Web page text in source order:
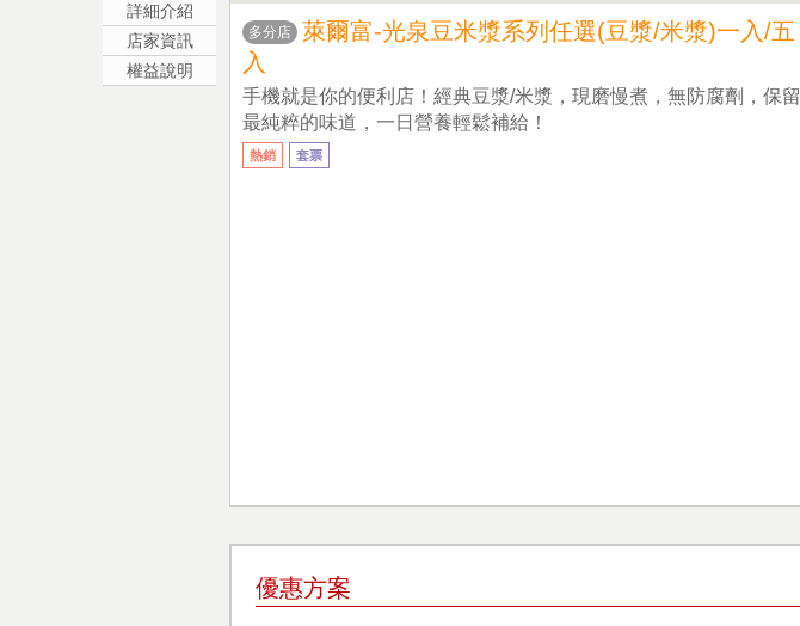
詳細介紹
店家資訊
權益說明
多分店
萊爾富-光泉豆米漿系列任選(豆漿/米漿)一入/五
入
手機就是你的便利店！經典豆漿/米漿，現磨慢煮，無防腐劑，保留
最純粹的味道，一日營養輕鬆補給！
熱銷 套票
優惠方案